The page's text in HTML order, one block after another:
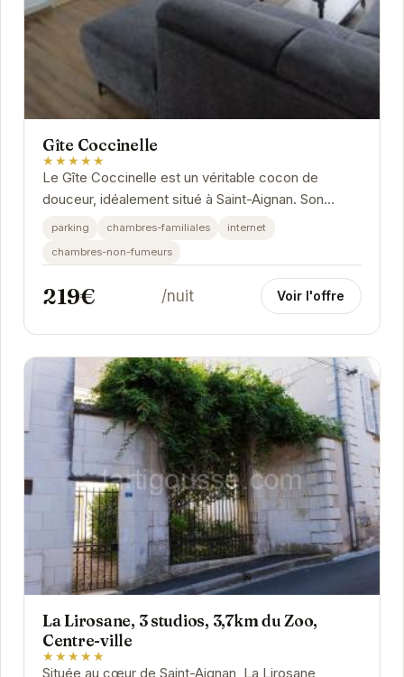
Gîte Coccinelle
★★★★★
Le Gîte Coccinelle est un véritable cocon de
douceur, idéalement situé à Saint-Aignan. Son
ambiance chaleureuse et ses prestations de
parking chambres-familiales
internet
chambres-non-fumeurs
219€ /nuit Voir l'offre
La Lirosane, 3 studios, 3,7km du Zoo,
Centre-ville
★★★★★
Située au cœur de Saint-Aignan, La Lirosane